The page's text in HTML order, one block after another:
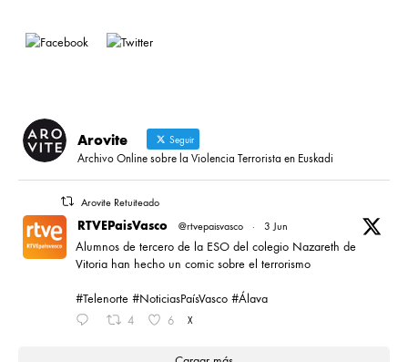
Arovite Seguir
Archivo Online sobre la Violencia Terrorista en Euskadi
Arovite Retuiteado
RTVEPaisVasco @rtvepaisvasco · 3 Jun
Alumnos de tercero de la ESO del colegio Nazareth de
Vitoria han hecho un comic sobre el terrorismo
#Telenorte #NoticiasPaísVasco #Álava
4 6 X